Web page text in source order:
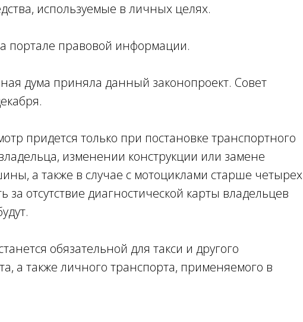
используемые в личных целях.
портале правовой информации.
дума приняла данный законопроект. Совет
придется только при постановке транспортного
изменении конструкции или замене
а также в случае с мотоциклами старше четырех
отсутствие диагностической карты владельцев
обязательной для такси и другого
а также личного транспорта, применяемого в